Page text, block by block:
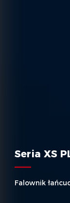
Seria XS
Falownik